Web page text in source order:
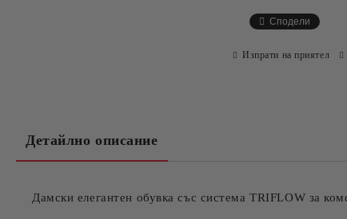
Сподели
Изпрати на приятел
Детайлно описание
Дамски елегантен обувка със система TRIFLOW за